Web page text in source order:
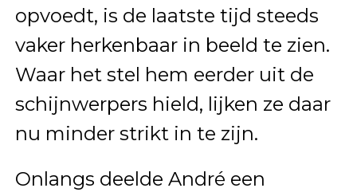
opvoedt, is de laatste tijd steeds
vaker herkenbaar in beeld te zien.
Waar het stel hem eerder uit de
schijnwerpers hield, lijken ze daar
nu minder strikt in te zijn.
Onlangs deelde André een